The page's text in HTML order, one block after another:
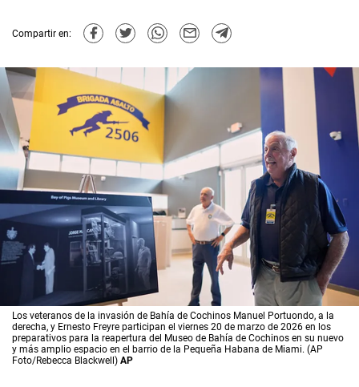
Compartir en:
Los veteranos de la invasión de Bahía de Cochinos Manuel Portuondo, a la
derecha, y Ernesto Freyre participan el viernes 20 de marzo de 2026 en los
preparativos para la reapertura del Museo de Bahía de Cochinos en su nuevo
y más amplio espacio en el barrio de la Pequeña Habana de Miami. (AP
Foto/Rebecca Blackwell) AP